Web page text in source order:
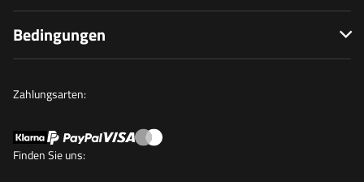
Bedingungen
Zahlungsarten:
Finden Sie uns: